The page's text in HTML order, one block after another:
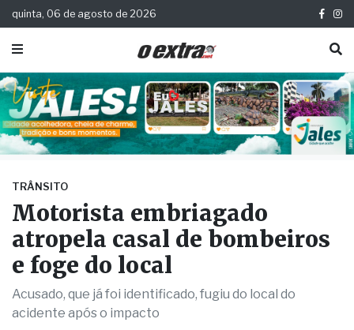
quinta, 06 de agosto de 2026
TRÂNSITO
Motorista embriagado
atropela casal de bombeiros
e foge do local
Acusado, que já foi identificado, fugiu do local do
acidente após o impacto